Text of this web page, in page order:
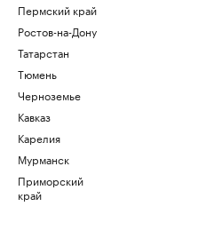
Пермский край
Ростов-на-Дону
Татарстан
Тюмень
Черноземье
Кавказ
Карелия
Мурманск
Приморский
край